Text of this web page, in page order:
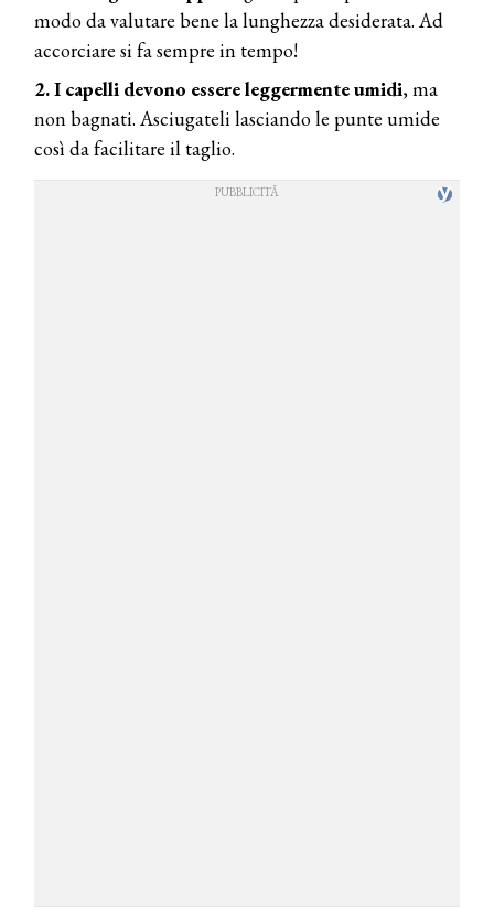
modo da valutare bene la lunghezza desiderata. Ad
accorciare si fa sempre in tempo!
2. I capelli devono essere leggermente umidi, ma
non bagnati. Asciugateli lasciando le punte umide
così da facilitare il taglio.